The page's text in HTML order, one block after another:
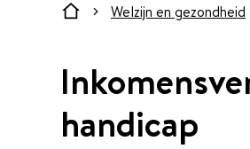
StartpaginaWelzijn en gezondheid
handicap